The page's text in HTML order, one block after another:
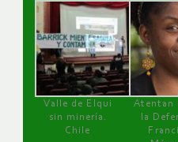
Valle de Elqui
sin minería.
Chile
Atentan
la